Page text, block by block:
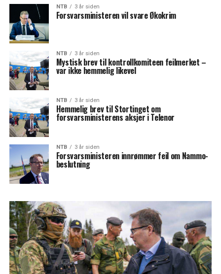
NTB 3 år siden
Forsvarsministeren vil svare Økokrim
NTB 3 år siden
Mystisk brev til kontrollkomiteen feilmerket –
var ikke hemmelig likevel
NTB 3 år siden
Hemmelig brev til Stortinget om
forsvarsministerens aksjer i Telenor
NTB 3 år siden
Forsvarsministeren innrømmer feil om Nammo-
beslutning